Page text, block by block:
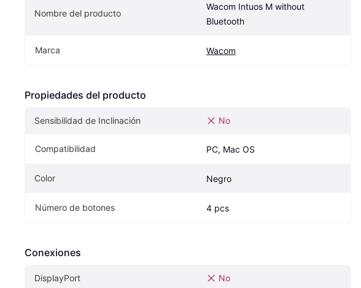
Nombre del producto
Wacom Intuos M without
Bluetooth
Marca Wacom
Propiedades del producto
Sensibilidad de Inclinación No
Compatibilidad PC, Mac OS
Color Negro
Número de botones 4 pcs
Conexiones
DisplayPort No